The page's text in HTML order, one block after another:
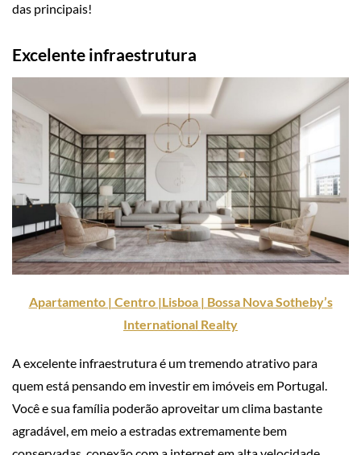
das principais!
Excelente infraestrutura
Apartamento | Centro |Lisboa | Bossa Nova Sotheby’s
International Realty
A excelente infraestrutura é um tremendo atrativo para
quem está pensando em investir em imóveis em Portugal.
Você e sua família poderão aproveitar um clima bastante
agradável, em meio a estradas extremamente bem